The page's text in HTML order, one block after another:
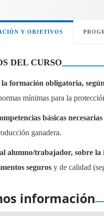
Y OBJETIVOS
DEL CURSO
formación obligatoria,
mínimas para la
básicas
ganadera.
alumno/trabajador, sobre
seguros y de calidad
información